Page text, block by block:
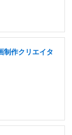
制作クリエイタ